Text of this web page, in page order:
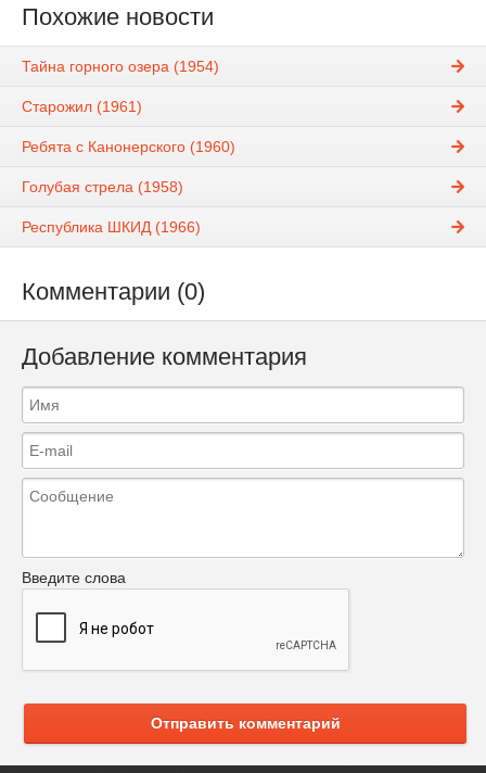
Похожие новости
Тайна горного озера (1954)
Старожил (1961)
Ребята с Канонерского (1960)
Голубая стрела (1958)
Республика ШКИД (1966)
Комментарии (0)
Добавление комментария
Введите слова
Отправить комментарий